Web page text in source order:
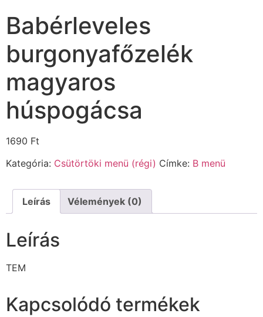
Babérleveles
burgonyafőzelék
magyaros
húspogácsa
1690 Ft
Kategória: Csütörtöki menü (régi) Címke: B menü
Leírás Vélemények (0)
Leírás
TEM
Kapcsolódó termékek